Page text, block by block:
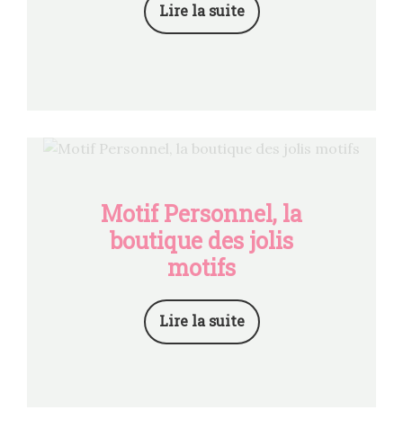
Lire la suite
Motif Personnel, la
boutique des jolis
motifs
Lire la suite